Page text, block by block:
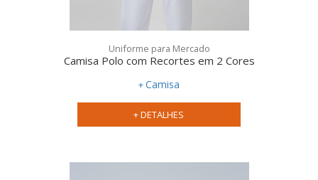
uniforme
social masculino
Uniforme para Mercado
Camisa Polo com Recortes em 2 Cores
Camisa
+ DETALHES